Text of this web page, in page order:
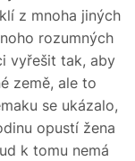
z mnoha jiných
rozumných
vyřešit tak, aby
země, ale to
se ukázalo,
opustí žena
k tomu nemá